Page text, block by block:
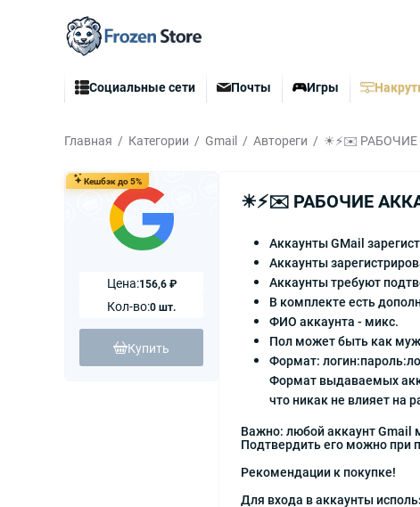
Социальные сети Почты Игры
Главная Категории Gmail Автореги ☀⚡️✉️
Кешбэк до 5%
Цена:156,6 ₽
Кол-во:0 шт.
Купить
☀⚡️✉️ РАБОЧИЕ
Аккаунты GMail
Аккаунты
Аккаунты требуют
В комплекте есть
ФИО аккаунта - микс.
Пол может быть как
Формат:
Формат выдаваемых
что никак не влияет на
Важно: любой аккаунт Gmail
Подтвердить его можно при
Рекомендации к покупке!
Для входа в аккаунты